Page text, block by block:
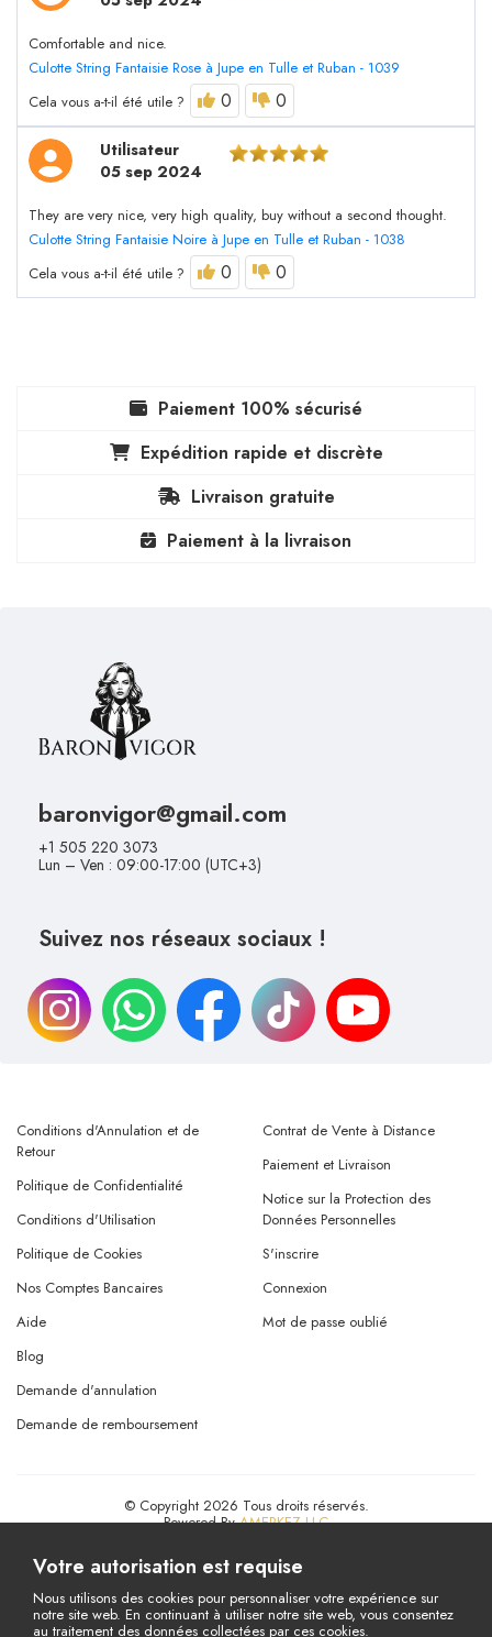
Comfortable and nice.
Culotte String Fantaisie Rose à Jupe en Tulle et Ruban - 1039
Cela vous a-t-il été utile ?
0 0
Utilisateur
05 sep 2024
They are very nice, very high quality, buy without a second thought.
Culotte String Fantaisie Noire à Jupe en Tulle et Ruban - 1038
Cela vous a-t-il été utile ?
0 0
Paiement 100% sécurisé
Expédition rapide et discrète
Livraison gratuite
Paiement à la livraison
baronvigor@gmail.com
+1 505 220 3073
Lun – Ven : 09:00-17:00 (UTC+3)
Suivez nos réseaux sociaux !
Conditions d'Annulation et de
Retour
Politique de Confidentialité
Conditions d'Utilisation
Contrat de Vente à Distance
Paiement et Livraison
Notice sur la Protection des
Données Personnelles
Politique de Cookies
Nos Comptes Bancaires
Aide
S'inscrire
Connexion
Mot de passe oublié
Blog
Demande d'annulation
Demande de remboursement
© Copyright 2026 Tous droits réservés.
Powered ByAMERKEZ LLC
Votre autorisation est requise
Nous utilisons des cookies pour personnaliser votre expérience sur
notre site web. En continuant à utiliser notre site web, vous consentez
au traitement des données collectées par ces cookies.